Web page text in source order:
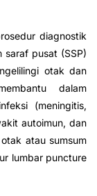
diagnostik
saraf pusat (SSP)
otak dan
dalam
(meningitis,
autoimun, dan
atau sumsum
lumbar puncture